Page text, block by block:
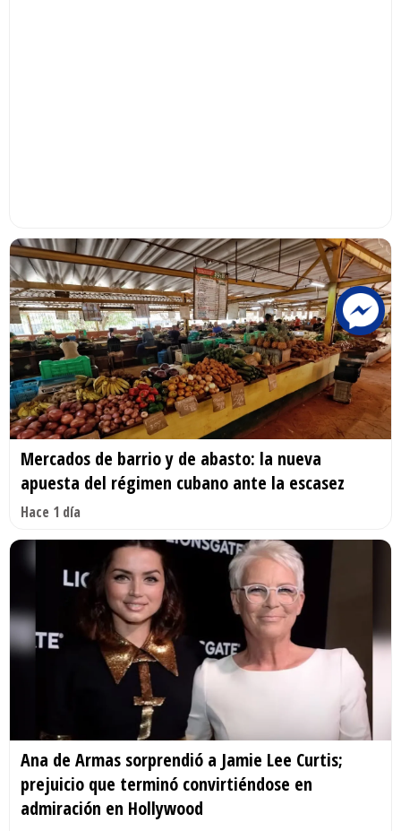
Mercados de barrio y de abasto: la nueva
apuesta del régimen cubano ante la escasez
Hace 1 día
Ana de Armas sorprendió a Jamie Lee Curtis;
prejuicio que terminó convirtiéndose en
admiración en Hollywood